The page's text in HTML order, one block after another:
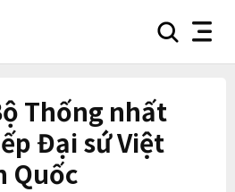
searchnav
Thống nhất
Đại sứ Việt
Quốc